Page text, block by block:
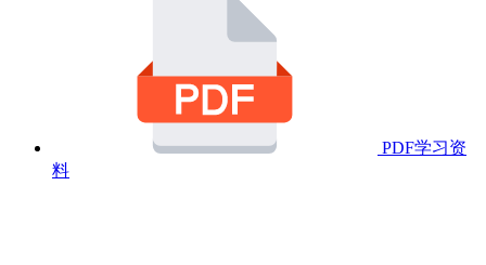
PDF学习资
料